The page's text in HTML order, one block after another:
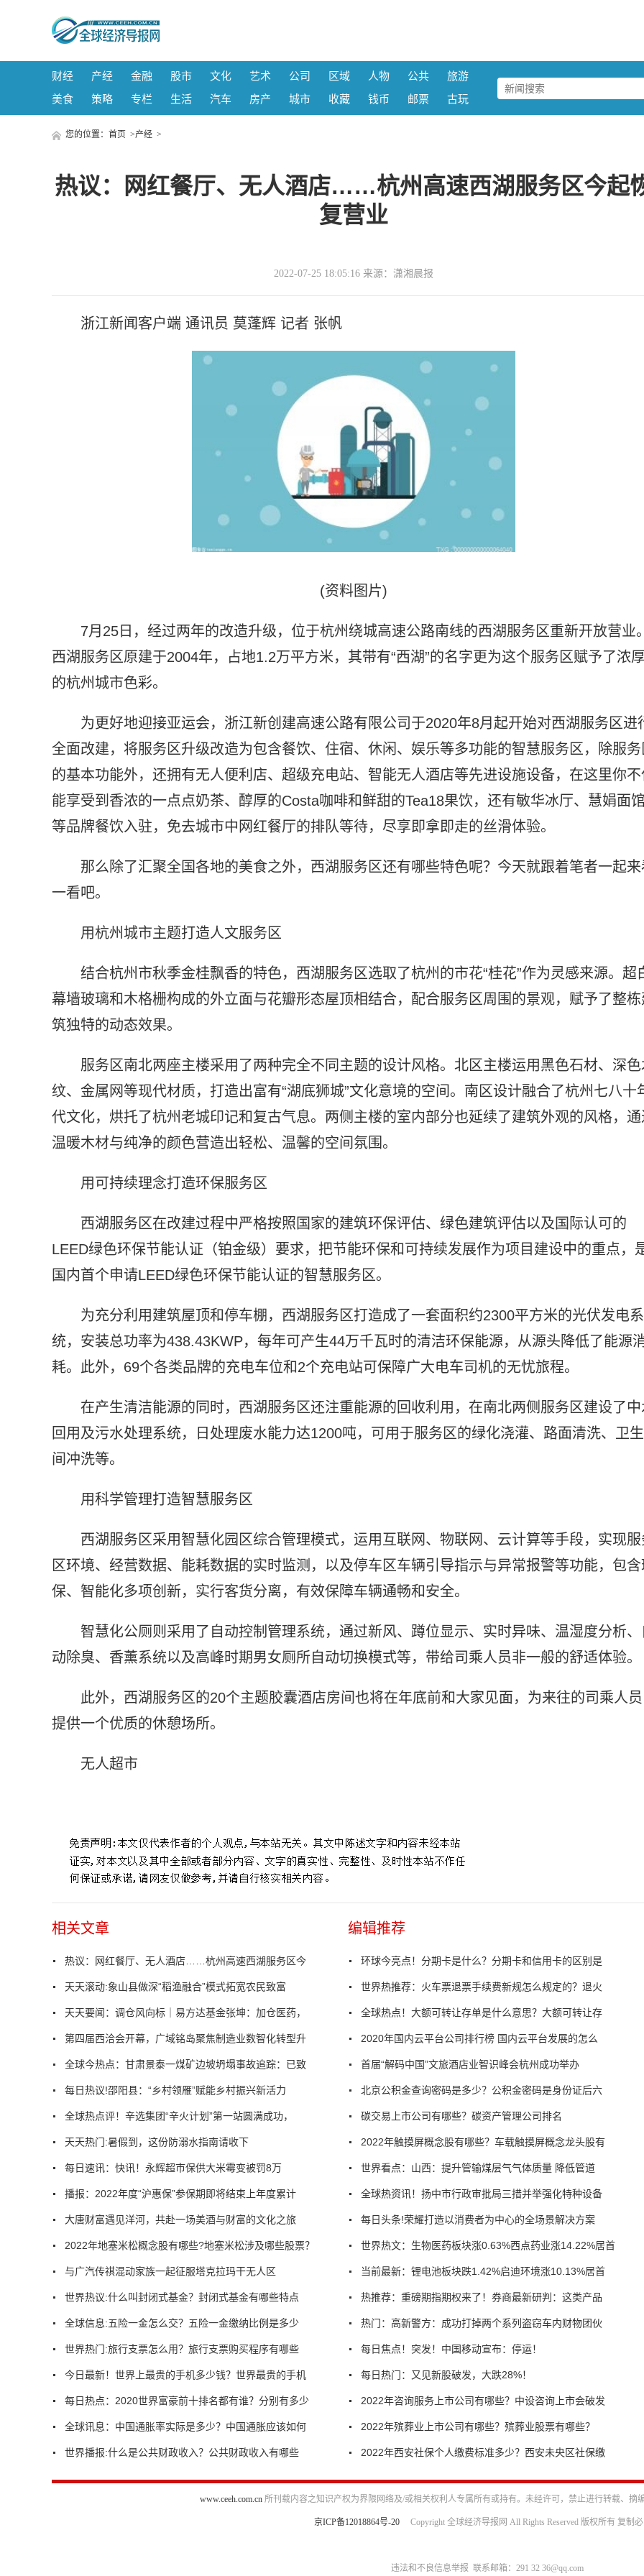
财经 产经 金融 股市 文化 艺术 公司 区域 人物 公共
旅游
美食
策略 专栏 生活 汽车 房产 城市 收藏 钱币 邮票 古玩
您的位置： 首页 >产经 >
热议：网红餐厅、无人酒店……杭州高速西湖服务区今起
复营业
2022-07-25 18:05:16 来源：潇湘晨报
浙江新闻客户端 通讯员 莫蓬辉 记者 张帆
(资料图片)
7月25日，经过两年的改造升级，位于杭州绕城高速公路南线的西湖服务区重新开放营业。
西湖服务区原建于2004年，占地1.2万平方米，其带有“西湖”的名字更为这个服务区赋予了浓厚
的杭州城市色彩。
为更好地迎接亚运会，浙江新创建高速公路有限公司于2020年8月起开始对西湖服务区进
全面改建，将服务区升级改造为包含餐饮、住宿、休闲、娱乐等多功能的智慧服务区，除服务
的基本功能外，还拥有无人便利店、超级充电站、智能无人酒店等先进设施设备，在这里你不
能享受到香浓的一点点奶茶、醇厚的Costa咖啡和鲜甜的Tea18果饮，还有敏华冰厅、慧娟面馆
等品牌餐饮入驻，免去城市中网红餐厅的排队等待，尽享即拿即走的丝滑体验。
那么除了汇聚全国各地的美食之外，西湖服务区还有哪些特色呢？今天就跟着笔者一起来
一看吧。
用杭州城市主题打造人文服务区
结合杭州市秋季金桂飘香的特色，西湖服务区选取了杭州的市花“桂花”作为灵感来源。超
幕墙玻璃和木格栅构成的外立面与花瓣形态屋顶相结合，配合服务区周围的景观，赋予了整栋
筑独特的动态效果。
服务区南北两座主楼采用了两种完全不同主题的设计风格。北区主楼运用黑色石材、深色
纹、金属网等现代材质，打造出富有“湖底狮城”文化意境的空间。南区设计融合了杭州七八十
代文化，烘托了杭州老城印记和复古气息。两侧主楼的室内部分也延续了建筑外观的风格，通
温暖木材与纯净的颜色营造出轻松、温馨的空间氛围。
用可持续理念打造环保服务区
西湖服务区在改建过程中严格按照国家的建筑环保评估、绿色建筑评估以及国际认可的
LEED绿色环保节能认证（铂金级）要求，把节能环保和可持续发展作为项目建设中的重点，
国内首个申请LEED绿色环保节能认证的智慧服务区。
为充分利用建筑屋顶和停车棚，西湖服务区打造成了一套面积约2300平方米的光伏发电系
统，安装总功率为438.43KWP，每年可产生44万千瓦时的清洁环保能源，从源头降低了能源
耗。此外，69个各类品牌的充电车位和2个充电站可保障广大电车司机的无忧旅程。
在产生清洁能源的同时，西湖服务区还注重能源的回收利用，在南北两侧服务区建设了中
回用及污水处理系统，日处理废水能力达1200吨，可用于服务区的绿化浇灌、路面清洗、卫生
间冲洗等。
用科学管理打造智慧服务区
西湖服务区采用智慧化园区综合管理模式，运用互联网、物联网、云计算等手段，实现服
区环境、经营数据、能耗数据的实时监测，以及停车区车辆引导指示与异常报警等功能，包含
保、智能化多项创新，实行客货分离，有效保障车辆通畅和安全。
智慧化公厕则采用了自动控制管理系统，通过新风、蹲位显示、实时异味、温湿度分析、
动除臭、香薰系统以及高峰时期男女厕所自动切换模式等，带给司乘人员非一般的舒适体验。
此外，西湖服务区的20个主题胶囊酒店房间也将在年底前和大家见面，为来往的司乘人员
提供一个优质的休憩场所。
无人超市
相关文章
热议：网红餐厅、无人酒店……杭州高速西湖服务区今
天天滚动:象山县做深“稻渔融合”模式拓宽农民致富
天天要闻：调仓风向标｜易方达基金张坤：加仓医药，
第四届西洽会开幕，广域铭岛聚焦制造业数智化转型升
全球今热点：甘肃景泰一煤矿边坡坍塌事故追踪：已致
每日热议!邵阳县：“乡村领雁”赋能乡村振兴新活力
全球热点评！辛选集团“辛火计划”第一站圆满成功，
天天热门:暑假到，这份防溺水指南请收下
每日速讯：快讯！永辉超市保供大米霉变被罚8万
播报：2022年度“沪惠保”参保期即将结束上年度累计
大唐财富遇见洋河，共赴一场美酒与财富的文化之旅
2022年地塞米松概念股有哪些?地塞米松涉及哪些股票？
与广汽传祺混动家族一起征服塔克拉玛干无人区
世界热议:什么叫封闭式基金？封闭式基金有哪些特点
全球信息:五险一金怎么交？五险一金缴纳比例是多少
世界热门:旅行支票怎么用？旅行支票购买程序有哪些
今日最新！世界上最贵的手机多少钱？世界最贵的手机
每日热点：2020世界富豪前十排名都有谁？分别有多少
全球讯息：中国通胀率实际是多少？中国通胀应该如何
世界播报:什么是公共财政收入？公共财政收入有哪些
编辑推荐
环球今亮点！分期卡是什么？分期卡和信用卡的区别是
世界热推荐：火车票退票手续费新规怎么规定的？退火
全球热点！大额可转让存单是什么意思？大额可转让存
2020年国内云平台公司排行榜 国内云平台发展的怎么
首届“解码中国”文旅酒店业智识峰会杭州成功举办
北京公积金查询密码是多少？公积金密码是身份证后六
碳交易上市公司有哪些？碳资产管理公司排名
2022年触摸屏概念股有哪些？车载触摸屏概念龙头股有
世界看点：山西：提升管输煤层气气体质量 降低管道
全球热资讯！扬中市行政审批局三措并举强化特种设备
每日头条!荣耀打造以消费者为中心的全场景解决方案
世界热文：生物医药板块涨0.63%西点药业涨14.22%居首
当前最新：锂电池板块跌1.42%启迪环境涨10.13%居首
热推荐：重磅期指期权来了！券商最新研判：这类产品
热门：高新警方：成功打掉两个系列盗窃车内财物团伙
每日焦点！突发！中国移动宣布：停运！
每日热门：又见新股破发，大跌28%！
2022年咨询服务上市公司有哪些？中设咨询上市会破发
2022年殡葬业上市公司有哪些？殡葬业股票有哪些？
2022年西安社保个人缴费标准多少？西安未央区社保缴
www.ceeh.com.cn所刊载内容之知识产权为界限网络及/或相关权利人专属所有或持有。未经许可，禁止进行转载、摘
京ICP备12018864号-20 Copyright 全球经济导报网 All Rights Reserved 版权所有 复制
违法和不良信息举报 联系邮箱：291 32 36@qq.com